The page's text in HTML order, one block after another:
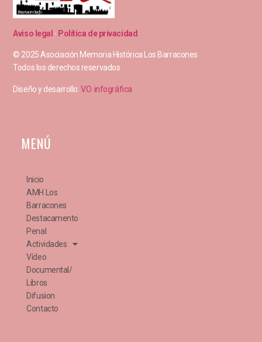
Aviso legal · Política de privacidad
© 2025 Asociación Memoria Histórica Los Barracones
Todos los derechos reservados
Diseño y desarrollo:V.O. infográfica
MENÚ
Inicio
AMH Los
Barracones
Destacamento
Penal
Actividades
Vídeo
Documental/
Libros
Difusion
Contacto